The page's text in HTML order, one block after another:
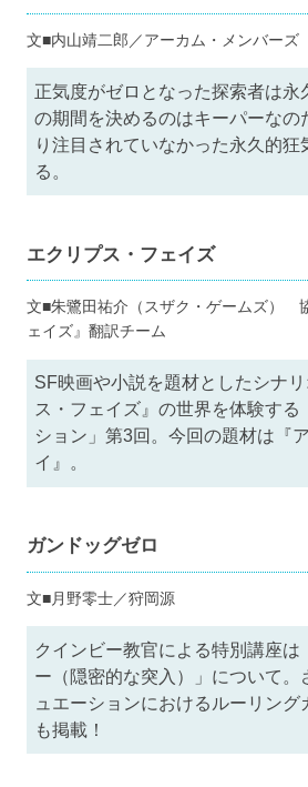
文■内山靖二郎／アーカム・メンバー
正気度がゼロとなった探索者は永
の期間を決めるのはキーパーな
り注目されていなかった永久的狂
る。
エクリプス・フェイズ
文■朱鷺田祐介（スザク・ゲームズ）
ェイズ』翻訳チーム
SF映画や小説を題材としたシナ
ス・フェイズ』の世界を体験する
ション」第3回。今回の題材は『
イ』。
ガンドッグゼロ
文■月野零士／狩岡源
クインビー教官による特別講座は
ー（隠密的な突入）」について。
ュエーションにおけるルーリン
も掲載！